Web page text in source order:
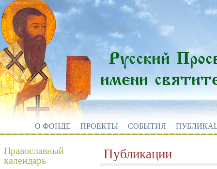
О ФОНДЕ ПРОЕКТЫ СОБЫТИЯ
Публикации
Православный
календарь